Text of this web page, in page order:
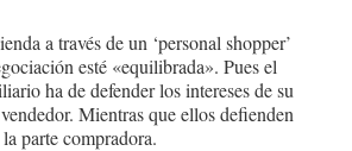
a través de un ‘personal shopper’
esté «equilibrada». Pues el
ha de defender los intereses de su
Mientras que ellos defienden
parte compradora.